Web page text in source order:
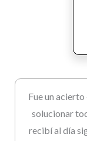
Fue un
solucionar
recibí al día